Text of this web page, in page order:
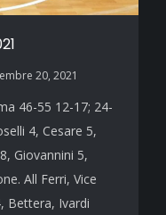
20, 2021
46-55 12-17; 24-
4, Cesare 5,
Giovannini 5,
All Ferri, Vice
Bettera, Ivardi